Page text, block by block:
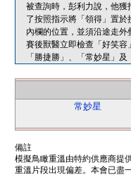
被查詢時，彭利力說，他
了按照指示將「領得」置
內欄的位置，並須沿途走外
賽後獸醫立即檢查「好笑容
「勝捷勝」、「常妙星」
常妙星
備註
模擬鳥瞰重溫由特約供應商提
重溫片段出現偏差。本會已盡